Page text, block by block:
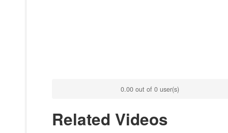
0.00 out of 0 user(s)
Related Videos